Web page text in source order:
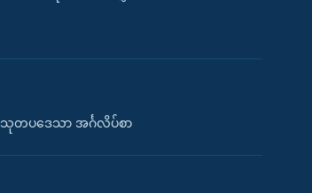
သုတပဒေသာ အင်္ဂလိပ်စာ